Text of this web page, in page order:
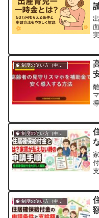
🧠 制度の使い方（申請・相談など）